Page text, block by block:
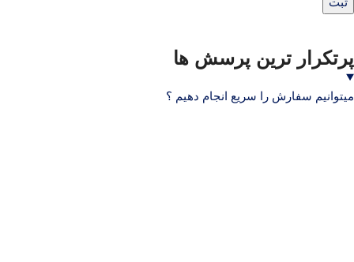
پرتکرار ترین پرسش ها
میتوانیم سفارش را سریع انجام دهیم ؟